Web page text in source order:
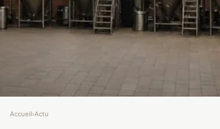
Accueil›Actu